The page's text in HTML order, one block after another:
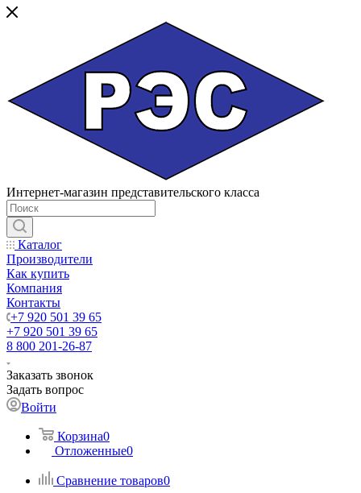
Интернет-магазин представительского класса
Каталог
Производители
Как купить
Компания
Контакты
+7 920 501 39 65
+7 920 501 39 65
8 800 201-26-87
Заказать звонок
Задать вопрос
Войти
Корзина0
Отложенные0
Сравнение товаров0